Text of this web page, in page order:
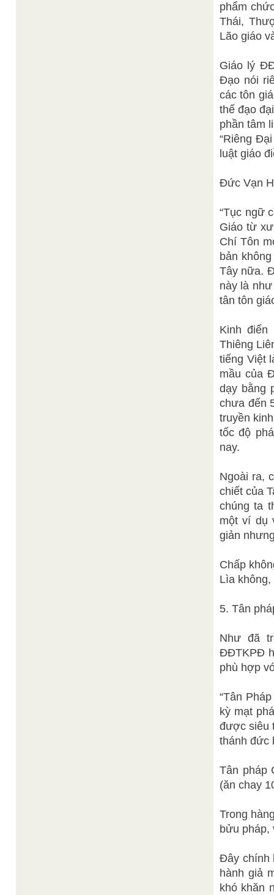
phẩm
Thái,
Lão giáo
Giáo lý
Đạo nói
các tôn
thế đạo
phần tâm
“Riêng
luật giáo
Đức Vạn
“Tục ngữ
Giáo từ
Chí Tôn
bản
Tây nữa.
này là
tân tôn
Kinh
Thiêng
tiếng Việt
mầu của
dạy bằng
chưa đến
truyền
tốc độ
nay.
Ngoài ra,
chiết của
chúng ta
một ví dụ
giản
Chấp
Lìa
5. Tân
Như đã
ĐĐTKPĐ
phù hợp
“Tân
kỳ mạt
được siêu
thánh đức
Tân pháp
(ăn chay
Trong
bửu pháp,
Đây chính
hành giả
khó khăn